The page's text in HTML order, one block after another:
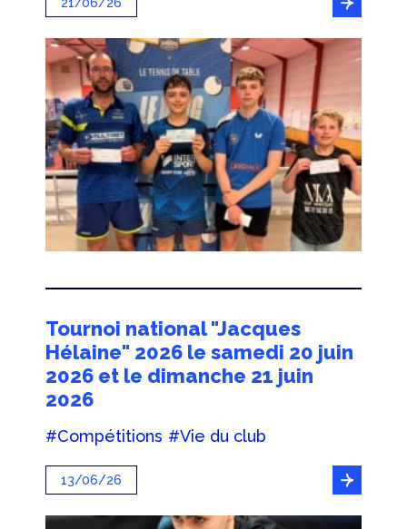
21/06/26
Tournoi national "Jacques
Hélaine" 2026 le samedi 20 juin
2026 et le dimanche 21 juin
2026
#Compétitions #Vie du club
13/06/26